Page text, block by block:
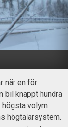
när en för
bil knappt hundra
högsta volym
högtalarsystem.